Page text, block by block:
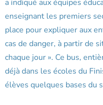
a indiqué aux équipes
enseignant les premiers
place pour expliquer aux
cas de danger, à partir de
chaque jour ». Ce bus,
déjà dans les écoles du
élèves quelques bases du